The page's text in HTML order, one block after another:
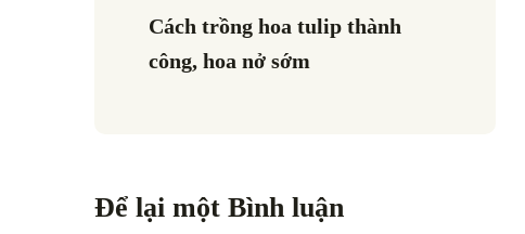
Cách trồng hoa tulip thành
công, hoa nở sớm
Để lại một Bình luận